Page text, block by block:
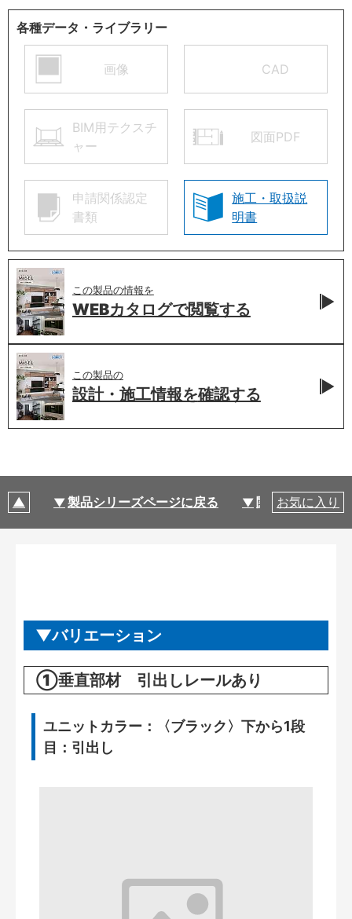
各種データ・ライブラリー
画像 CAD
BIM用テクスチ
ャー
図面PDF
申請関係認定
書類
施工・取扱説
明書
この製品の情報を
WEBカタログで閲覧する
この製品の
設計・施工情報を確認する
製品シリーズページに戻る 関連部材・関連
お気に入り
バリエーション
①垂直部材 引出しレールあり
ユニットカラー：〈ブラック〉下から1段
目：引出し